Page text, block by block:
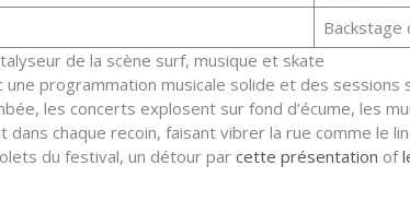
Backstage
de la scène surf, musique et skate
une programmation musicale solide et des
les concerts explosent sur fond d’écume, les
dans chaque recoin, faisant vibrer la rue comme le
du festival, un détour par cette présentation of